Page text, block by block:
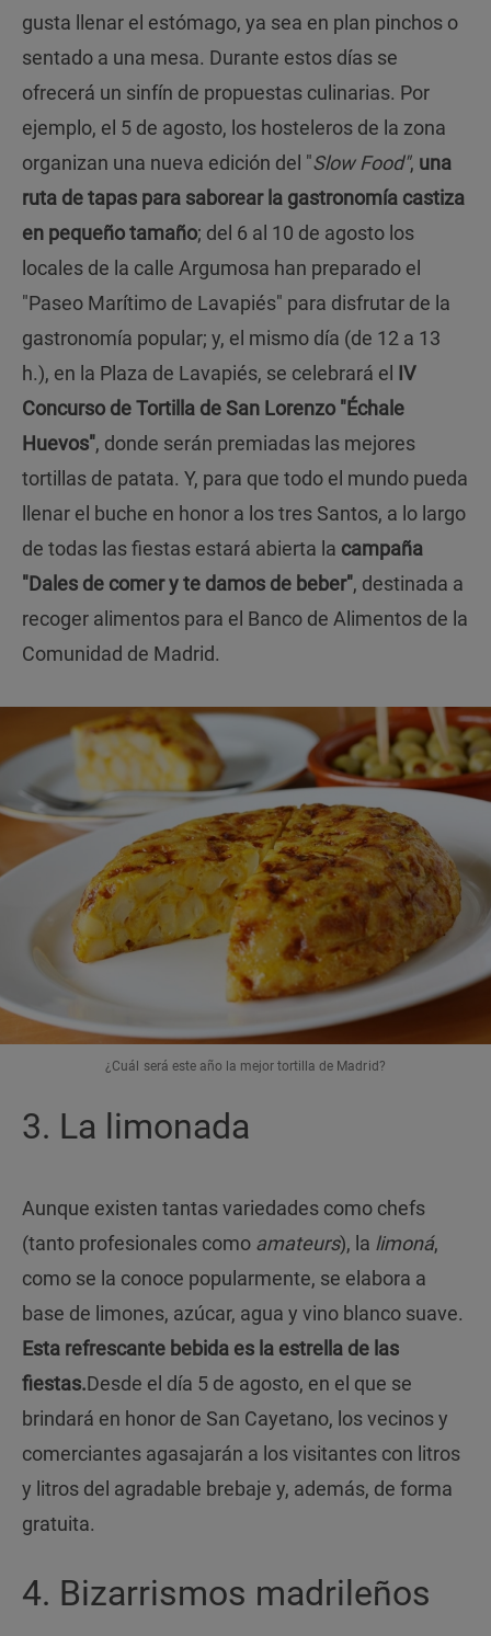
gusta llenar el estómago, ya sea en plan pinchos o
sentado a una mesa. Durante estos días se
ofrecerá un sinfín de propuestas culinarias. Por
ejemplo, el 5 de agosto, los hosteleros de la zona
organizan una nueva edición del "Slow Food", una
ruta de tapas para saborear la gastronomía castiza
en pequeño tamaño; del 6 al 10 de agosto los
locales de la calle Argumosa han preparado el
"Paseo Marítimo de Lavapiés" para disfrutar de la
gastronomía popular; y, el mismo día (de 12 a 13
h.), en la Plaza de Lavapiés, se celebrará el IV
Concurso de Tortilla de San Lorenzo "Échale
Huevos", donde serán premiadas las mejores
tortillas de patata. Y, para que todo el mundo pueda
llenar el buche en honor a los tres Santos, a lo largo
de todas las fiestas estará abierta la campaña
"Dales de comer y te damos de beber", destinada a
recoger alimentos para el Banco de Alimentos de la
Comunidad de Madrid.
¿Cuál será este año la mejor tortilla de Madrid?
3. La limonada
Aunque existen tantas variedades como chefs
(tanto profesionales como amateurs), la limoná,
como se la conoce popularmente, se elabora a
base de limones, azúcar, agua y vino blanco suave.
Esta refrescante bebida es la estrella de las
fiestas.Desde el día 5 de agosto, en el que se
brindará en honor de San Cayetano, los vecinos y
comerciantes agasajarán a los visitantes con litros
y litros del agradable brebaje y, además, de forma
gratuita.
4. Bizarrismos madrileños